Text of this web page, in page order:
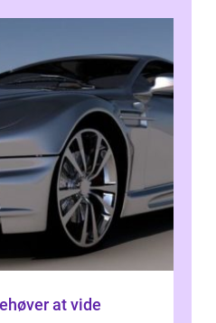
at vide